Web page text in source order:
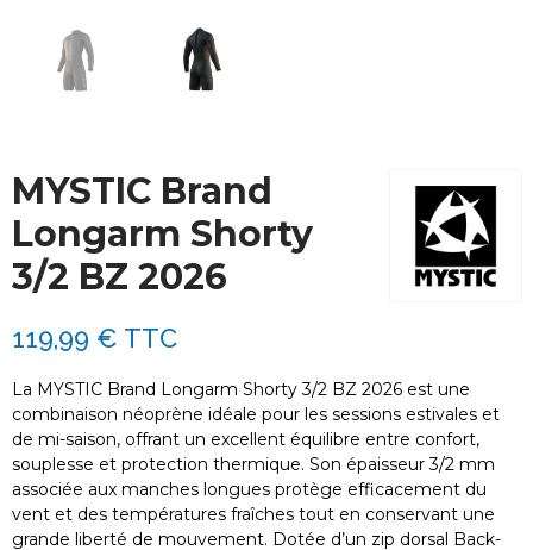
MYSTIC Brand
Longarm Shorty
3/2 BZ 2026
119,99 € TTC
La MYSTIC Brand Longarm Shorty 3/2 BZ 2026 est une
combinaison néoprène idéale pour les sessions estivales et
de mi-saison, offrant un excellent équilibre entre confort,
souplesse et protection thermique. Son épaisseur 3/2 mm
associée aux manches longues protège efficacement du
vent et des températures fraîches tout en conservant une
grande liberté de mouvement. Dotée d’un zip dorsal Back-